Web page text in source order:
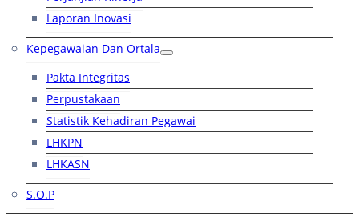
Laporan Inovasi
Kepegawaian Dan Ortala
Pakta Integritas
Perpustakaan
Statistik Kehadiran Pegawai
LHKPN
LHKASN
S.O.P